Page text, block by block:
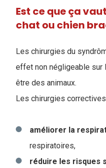
Est ce que ça
chat ou chien
Les chirurgies du
effet non négligeable sur
être des animaux.
Les chirurgies
améliorer la
respiratoires,
réduire les risques